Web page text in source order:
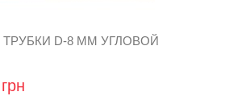
D-8 MM УГЛОВОЙ